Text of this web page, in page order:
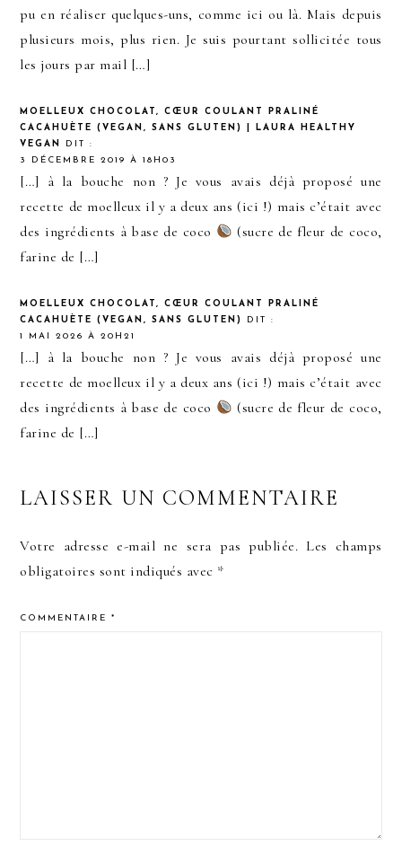
pu en réaliser quelques-uns, comme ici ou là. Mais depuis
plusieurs mois, plus rien. Je suis pourtant sollicitée tous
les jours par mail […]
MOELLEUX CHOCOLAT, CŒUR COULANT PRALINÉ
CACAHUÈTE (VEGAN, SANS GLUTEN) | LAURA HEALTHY
VEGAN
DIT :
3 DÉCEMBRE 2019 À 18H03
[…] à la bouche non ? Je vous avais déjà proposé une
recette de moelleux il y a deux ans (ici !) mais c’était avec
des ingrédients à base de coco
(sucre de fleur de coco,
farine de […]
MOELLEUX CHOCOLAT, CŒUR COULANT PRALINÉ
CACAHUÈTE (VEGAN, SANS GLUTEN)
DIT :
1 MAI 2026 À 20H21
[…] à la bouche non ? Je vous avais déjà proposé une
recette de moelleux il y a deux ans (ici !) mais c’était avec
des ingrédients à base de coco
(sucre de fleur de coco,
farine de […]
LAISSER UN COMMENTAIRE
Votre adresse e-mail ne sera pas publiée. Les champs
obligatoires sont indiqués avec *
COMMENTAIRE*